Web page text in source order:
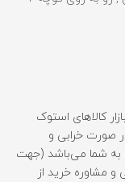
کالاهای استوک
مهلت تست در صورت خرابی و
به شما می‌باشد (جهت
و مشاوره خرید از